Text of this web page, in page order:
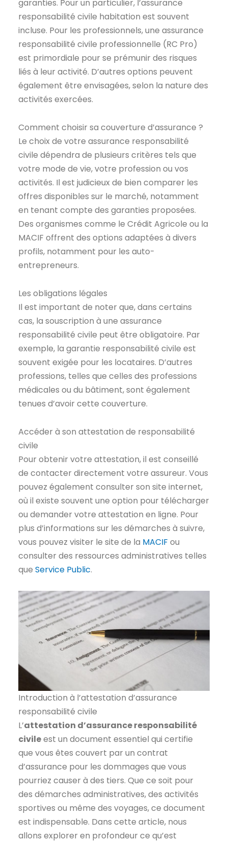
garanties. Pour un particulier, l’assurance
responsabilité civile habitation est souvent
incluse. Pour les professionnels, une assurance
responsabilité civile professionnelle (RC Pro)
est primordiale pour se prémunir des risques
liés à leur activité. D’autres options peuvent
également être envisagées, selon la nature des
activités exercées.
Comment choisir sa couverture d’assurance ?
Le choix de votre assurance responsabilité
civile dépendra de plusieurs critères tels que
votre mode de vie, votre profession ou vos
activités. Il est judicieux de bien comparer les
offres disponibles sur le marché, notamment
en tenant compte des garanties proposées.
Des organismes comme le Crédit Agricole ou la
MACIF offrent des options adaptées à divers
profils, notamment pour les auto-
entrepreneurs.
Les obligations légales
Il est important de noter que, dans certains
cas, la souscription à une assurance
responsabilité civile peut être obligatoire. Par
exemple, la garantie responsabilité civile est
souvent exigée pour les locataires. D’autres
professions, telles que celles des professions
médicales ou du bâtiment, sont également
tenues d’avoir cette couverture.
Accéder à son attestation de responsabilité
civile
Pour obtenir votre attestation, il est conseillé
de contacter directement votre assureur. Vous
pouvez également consulter son site internet,
où il existe souvent une option pour télécharger
ou demander votre attestation en ligne. Pour
plus d’informations sur les démarches à suivre,
vous pouvez visiter le site de la MACIF ou
consulter des ressources administratives telles
queService Public.
Introduction à l’attestation d’assurance
responsabilité civile
L’attestation d’assurance responsabilité
civileest un document essentiel qui certifie
que vous êtes couvert par un contrat
d’assurance pour les dommages que vous
pourriez causer à des tiers. Que ce soit pour
des démarches administratives, des activités
sportives ou même des voyages, ce document
est indispensable. Dans cette article, nous
allons explorer en profondeur ce qu’est